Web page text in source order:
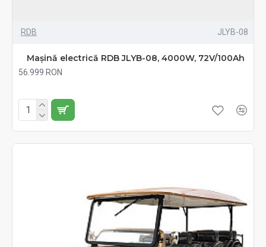
RDB JLYB-08
Mașină electrică RDB JLYB-08, 4000W, 72V/100Ah
56.999 RON